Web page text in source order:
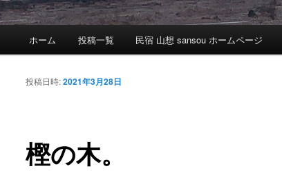
メ
イ
コ
ホーム 投稿一覧 民宿 山想 sansou ホームページ
樫の木。
投稿日時:2021年3月28日